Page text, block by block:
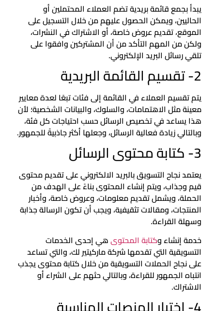
يبدأ بجمع قائمة بريدية تضم العملاء المحتملين أو
الحاليين، ويمكن الحصول عليهم من خلال التسجيل على
الموقع، تقديم عروض خاصة، أو الاشتراك في النشرات،
ولكن من المهم التأكد من أن المشتركين وافقوا على
تلقي رسائل البريد الإلكتروني.
2- تقسيم القائمة البريدية
يتم تقسيم العملاء في القائمة إلى فئات تبعًا لعدة معايير
معينة مثل الاهتمامات، والسلوك، والبيانات الشخصية؛ لأن
هذا يساعد في تخصيص الرسائل حسب احتياجات كل فئة،
وبالتالي زيادة فعالية الرسائل، وجعلها أكثر جاذبيةً للجمهور.
3- كتابة محتوى الرسائل
يعتمد نجاح التسويق بالبريد الالكتروني على تقديم محتوى
قيم وجذاب، ويتم إنشاء المحتوى بناءً على الهدف من
الحملة، ويشمل تقديم معلومات، وعروض خاصة، وأخبار
المنتجات، ومقالات تثقيفية، ويجب أن تكون الرسالة جذابة
وسهلة القراءة.
خدمة إنشاء وكتابة المحتوىهي إحدى الخدمات
التسويقية التي تقدمها شركة ماركيتير لك، والتي تساعد
على نجاح الحملات التسويقية من خلال كتابة محتوى يجذب
انتباه الجمهور للقراءة، وبالتالي حثهم على الشراء أو
الاشتراك.